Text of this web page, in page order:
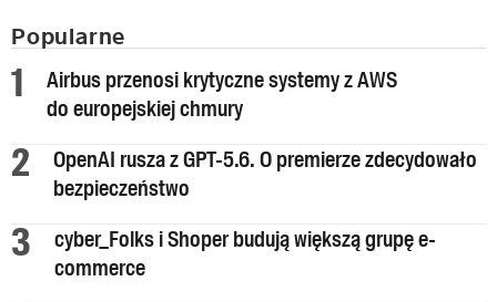
Popularne
Airbus przenosi krytyczne systemy z AWS
do europejskiej chmury
OpenAI rusza z GPT-5.6. O premierze zdecydowało
bezpieczeństwo
cyber_Folks i Shoper budują większą grupę e-
commerce